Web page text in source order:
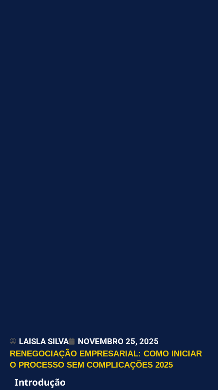
LAISLA SILVA NOVEMBRO 25, 2025
RENEGOCIAÇÃO EMPRESARIAL: COMO INICIAR
O PROCESSO SEM COMPLICAÇÕES 2025
Introdução